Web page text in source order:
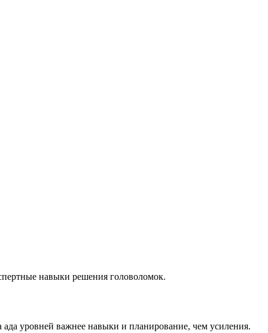
навыки решения головоломок.
уровней важнее навыки и планирование, чем усиления.